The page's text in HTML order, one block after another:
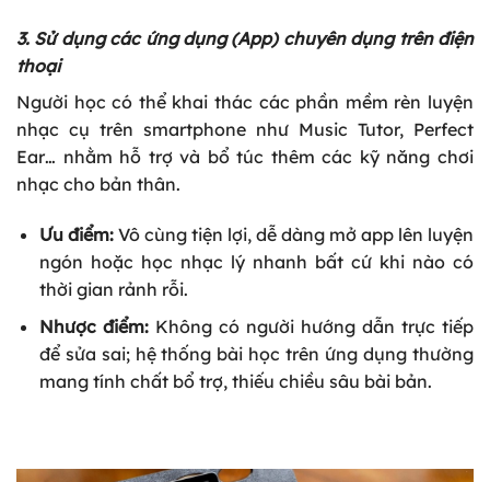
3. Sử dụng các ứng dụng (App) chuyên dụng trên điện
thoại
Người học có thể khai thác các phần mềm rèn luyện
nhạc cụ trên smartphone như Music Tutor, Perfect
Ear… nhằm hỗ trợ và bổ túc thêm các kỹ năng chơi
nhạc cho bản thân.
Ưu điểm:Vô cùng tiện lợi, dễ dàng mở app lên luyện
ngón hoặc học nhạc lý nhanh bất cứ khi nào có
thời gian rảnh rỗi.
Nhược điểm:Không có người hướng dẫn trực tiếp
để sửa sai; hệ thống bài học trên ứng dụng thường
mang tính chất bổ trợ, thiếu chiều sâu bài bản.